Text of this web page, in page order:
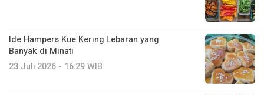
Ide Hampers Kue Kering Lebaran yang
Banyak di Minati
23 Juli 2026 - 16:29 WIB